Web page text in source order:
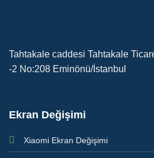
Tahtakale caddesi Tahtakale
-2 No:208 Eminönü/İstanbul
Ekran Değişimi
Xiaomi Ekran Değişimi